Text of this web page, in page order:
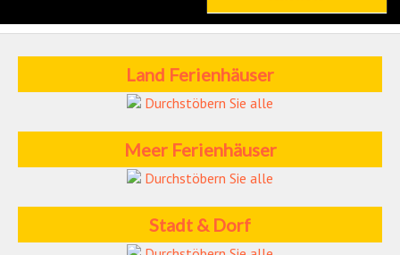
Land Ferienhäuser
Durchstöbern Sie alle
Meer Ferienhäuser
Durchstöbern Sie alle
Stadt & Dorf